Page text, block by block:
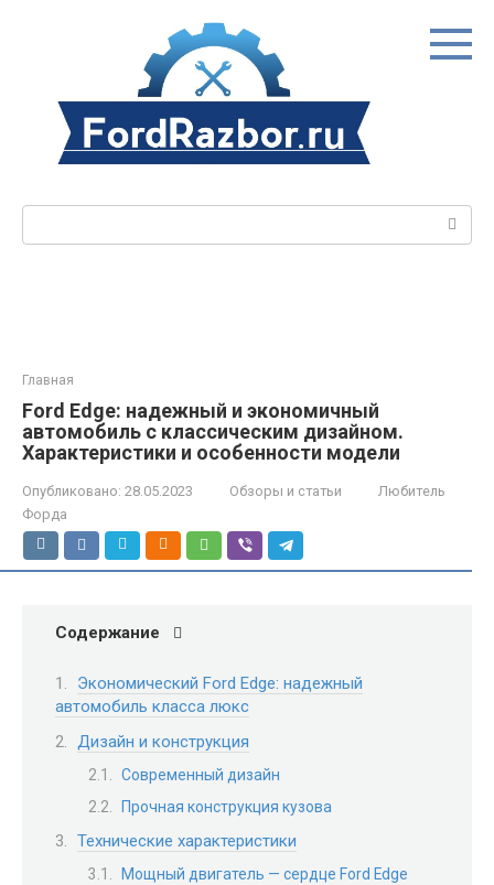
Главная
Ford Edge: надежный и экономичный
автомобиль с классическим дизайном.
Характеристики и особенности модели
Опубликовано: 28.05.2023 Обзоры и статьи
Любитель
Форда
Содержание
Экономический Ford Edge: надежный
автомобиль класса люкс
Дизайн и конструкция
Современный дизайн
Прочная конструкция кузова
Технические характеристики
Мощный двигатель — сердце Ford Edge